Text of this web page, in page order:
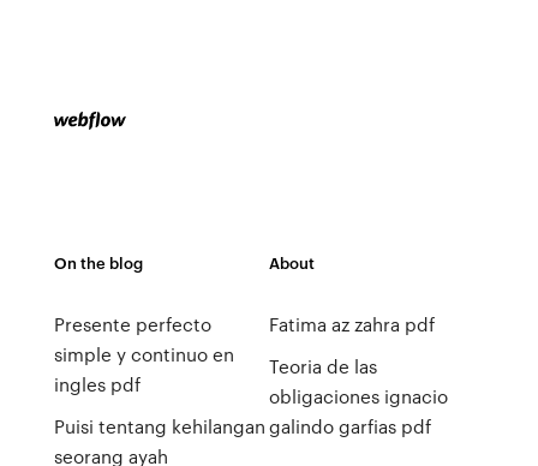
On the blog
Presente perfecto
simple y continuo en
ingles pdf
Puisi tentang kehilangan
seorang ayah
About
Fatima az zahra pdf
Teoria de las
obligaciones ignacio
galindo garfias pdf